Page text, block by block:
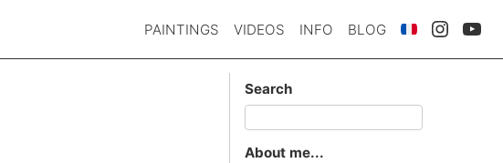
PAINTINGS VIDEOS INFO BLOG
Search
About me...